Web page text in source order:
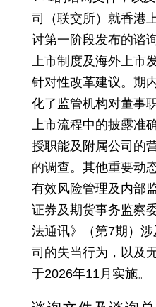
司（联交所）就香港
讨第一阶段发布的谘
上市制度及海外上市
针对性改革建议。期
化了监管机构对董事
上市流程中的披露准
授职能及附属公司的
的调查。其他重要动
有效风险管理及内部
证券及期货事务监察
法通讯》（第7期）
司的失当行为，以及
于2026年11月实施。